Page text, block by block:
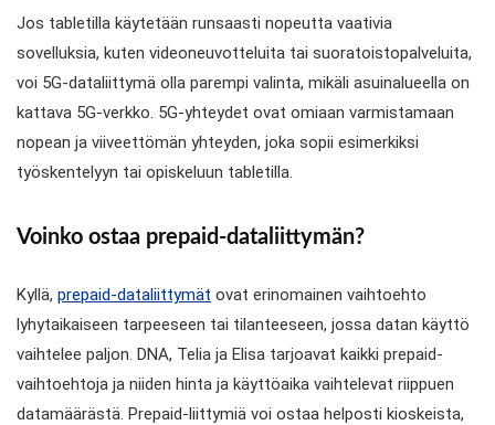
Jos tabletilla käytetään runsaasti nopeutta vaativia
sovelluksia, kuten videoneuvotteluita tai suoratoistopalveluita,
voi 5G-dataliittymä olla parempi valinta, mikäli asuinalueella on
kattava 5G-verkko. 5G-yhteydet ovat omiaan varmistamaan
nopean ja viiveettömän yhteyden, joka sopii esimerkiksi
työskentelyyn tai opiskeluun tabletilla.
Voinko ostaa prepaid-dataliittymän?
Kyllä, prepaid-dataliittymät ovat erinomainen vaihtoehto
lyhytaikaiseen tarpeeseen tai tilanteeseen, jossa datan käyttö
vaihtelee paljon. DNA, Telia ja Elisa tarjoavat kaikki prepaid-
vaihtoehtoja ja niiden hinta ja käyttöaika vaihtelevat riippuen
datamäärästä. Prepaid-liittymiä voi ostaa helposti kioskeista,